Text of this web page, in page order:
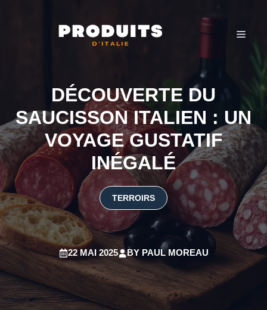
DÉCOUVERTE DU
SAUCISSON ITALIEN : UN
VOYAGE GUSTATIF
INÉGALÉ
TERROIRS
22 MAI 2025 BY PAUL MOREAU